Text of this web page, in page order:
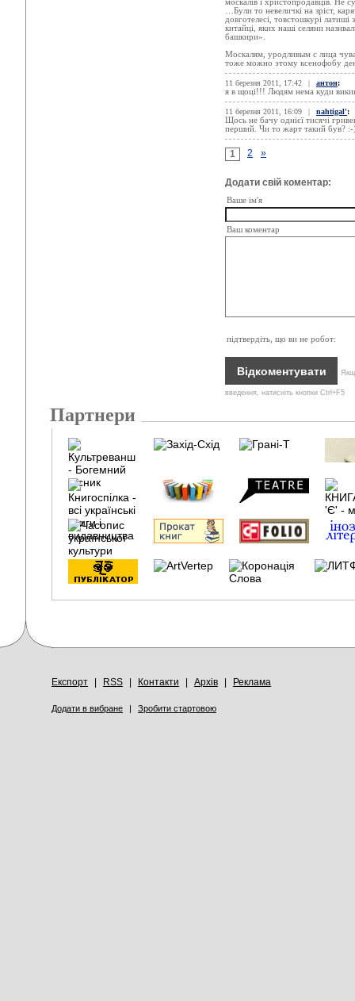
москалів і христопродавців. Не
…Були то невеличкі на зріст,
довготелесі, товстошкурі
китайці, яких наші селяни
башкири».
Москалям, уродливым с лица
тоже можно этому ксенофобу
11 березня 2011, 17:42 | антон:
я в щоці!!! Людям нема куди
11 березня 2011, 16:09 | nahtigal':
Щось не бачу однієї тисячі
перший. Чи то жарт такий був? :-
1 2 »
Додати свій коментар:
Ваше ім'я
Ваш коментар
підтвердіть, що ви не робот:
введення, натисніть кнопки Ctrl+F5
Партнери
Експорт RSS Контакти Архів Реклама
Додати в вибране | Зробити стартовою